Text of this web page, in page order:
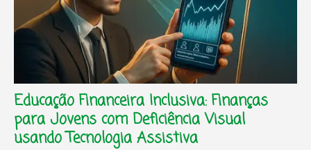
Educação Financeira Inclusiva: Finanças
para Jovens com Deficiência Visual
usando Tecnologia Assistiva